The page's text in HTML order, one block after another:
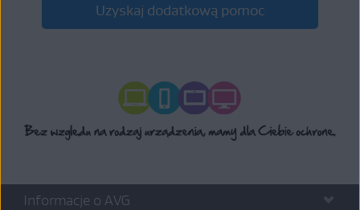
Uzyskaj dodatkową pomoc
Informacje o AVG